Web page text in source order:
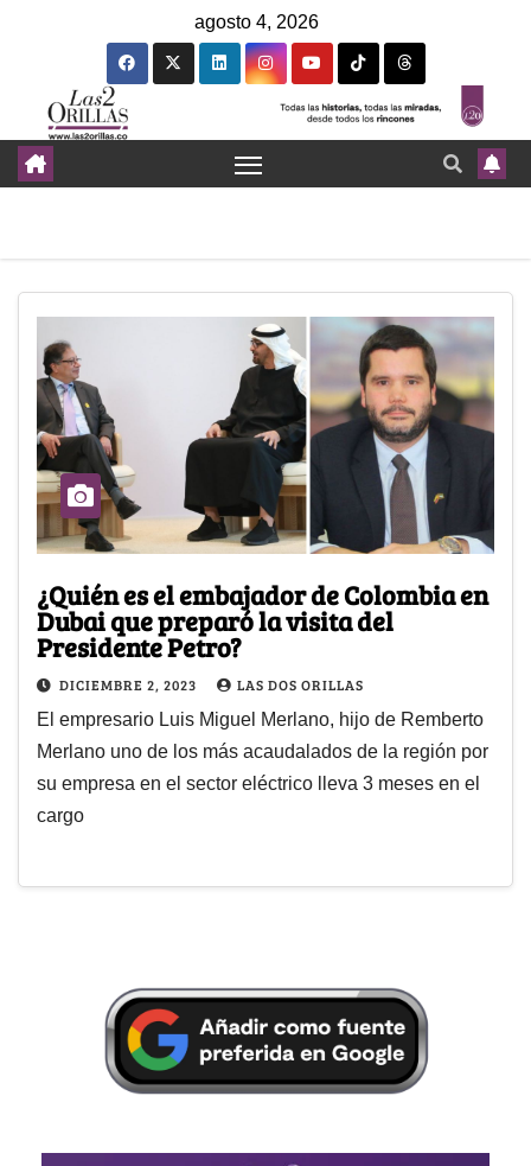
agosto 4, 2026
¿Quién es el embajador de Colombia en
Dubai que preparó la visita del
Presidente Petro?
DICIEMBRE 2, 2023 LAS DOS ORILLAS
El empresario Luis Miguel Merlano, hijo de Remberto
Merlano uno de los más acaudalados de la región por
su empresa en el sector eléctrico lleva 3 meses en el
cargo